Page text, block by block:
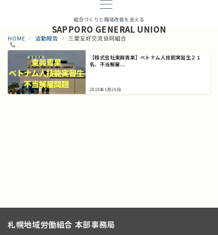
組合づくりと職場改善を支える
SAPPORO GENERAL UNION
HOME 活動報告 三愛友好交流協同組合
【株式会社東興青果】ベトナム人技能実習生２１
名、不当解雇...
2019年1月26日
札幌地域労働組合 本部事務局